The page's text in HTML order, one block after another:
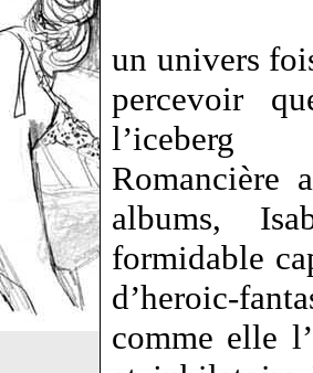
un univers
percevoir
l’iceberg
Romancière
albums,
formidable
d’heroic-
comme elle